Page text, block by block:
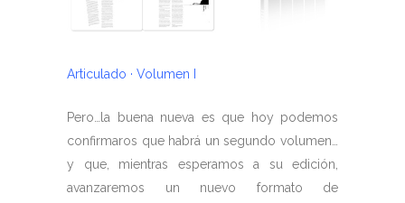
Articulado · Volumen I
Pero…la buena nueva es que hoy podemos
confirmaros que habrá un segundo volumen…
y que, mientras esperamos a su edición,
avanzaremos un nuevo formato de